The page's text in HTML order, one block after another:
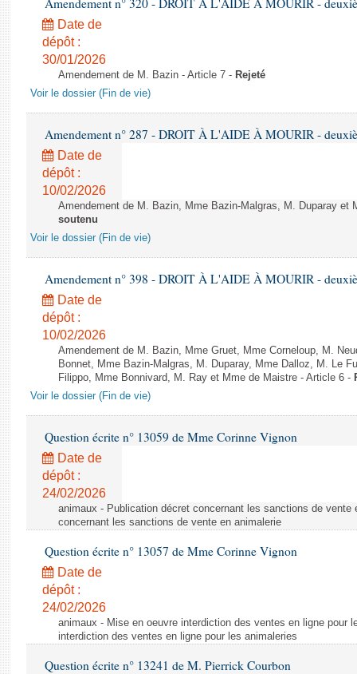
Amendement n° 320 - DROIT À L'AIDE À MOURIR -
Date de
dépôt :
30/01/2026
Amendement de M. Bazin - Article 7 - Rejeté
Voir le dossier (Fin de vie)
Amendement n° 287 - DROIT À L'AIDE À MOURIR -
Date de
dépôt :
10/02/2026
Amendement de M. Bazin, Mme Bazin-Malgras, M. Duparay et
soutenu
Voir le dossier (Fin de vie)
Amendement n° 398 - DROIT À L'AIDE À MOURIR -
Date de
dépôt :
10/02/2026
Amendement de M. Bazin, Mme Gruet, Mme Corneloup, M.
Bonnet, Mme Bazin-Malgras, M. Duparay, Mme Dalloz, M. Le
Filippo, Mme Bonnivard, M. Ray et Mme de Maistre - Article 6 -
Voir le dossier (Fin de vie)
Question écrite n° 13059 de Mme Corinne Vignon
Date de
dépôt :
24/02/2026
animaux - Publication décret concernant les sanctions de vente
concernant les sanctions de vente en animalerie
Question écrite n° 13057 de Mme Corinne Vignon
Date de
dépôt :
24/02/2026
animaux - Mise en oeuvre interdiction des ventes en ligne pour
interdiction des ventes en ligne pour les animaleries
Question écrite n° 13241 de M. Pierrick Courbon